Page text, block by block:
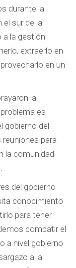
durante la
el sur de la
la gestión
extraerlo en
en un
la
es
gobierno del
para
la comunidad
del gobierno
conocimiento
para tener
combatir el
a nivel gobierno
a la